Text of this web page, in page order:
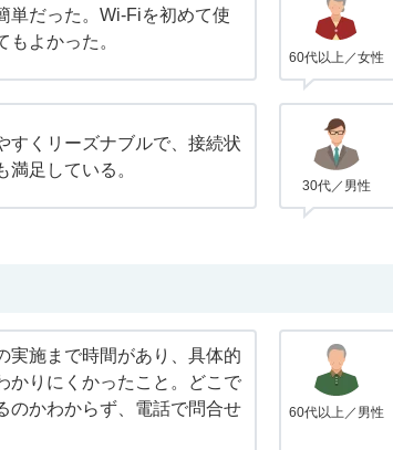
単だった。Wi-Fiを初めて使
もよかった。
60代以上／女性
すくリーズナブルで、接続状
満足している。
30代／男性
実施まで時間があり、具体的
かりにくかったこと。どこで
のかわからず、電話で問合せ
60代以上／男性